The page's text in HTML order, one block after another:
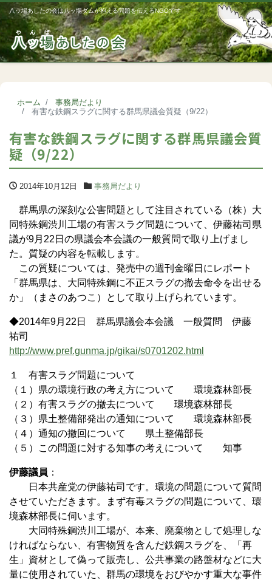
八ッ場あしたの会は八ッ場ダムが抱える問題を伝えるNGOです
ホーム
事務局だより
有害な鉄鋼スラグに関する群馬県議会質疑（9/22）
有害な鉄鋼スラグに関する群馬県議会質
疑（9/22）
2014年10月12日 事務局だより
群馬県の深刻な公害問題として注目されている（株）大
同特殊鋼渋川工場の有害スラグ問題について、伊藤祐司県
議が9月22日の県議会本会議の一般質問で取り上げまし
た。質疑の内容を転載します。
この質疑については、発売中の週刊金曜日にレポート
「群馬県は、大同特殊鋼に不正スラグの撤去命令を出せる
か」（まさのあつこ）として取り上げられています。
◆2014年9月22日 群馬県議会本会議 一般質問 伊藤
祐司
http://www.pref.gunma.jp/gikai/s0701202.html
１ 有害スラグ問題について
（１）県の環境行政の考え方について 環境森林部長
（２）有害スラグの撤去について 環境森林部長
（３）県土整備部発出の通知について 環境森林部長
（４）通知の撤回について 県土整備部長
（５）この問題に対する知事の考えについて 知事
伊藤議員 ：
日本共産党の伊藤祐司です。環境の問題について質問
させていただきます。まず有毒スラグの問題について、環
境森林部長に伺います。
大同特殊鋼渋川工場が、本来、廃棄物として処理しな
ければならない、有害物質を含んだ鉄鋼スラグを、「再
生」資材として偽って販売し、公共事業の路盤材などに大
量に使用されていた、群馬の環境をおびやかす重大な事件